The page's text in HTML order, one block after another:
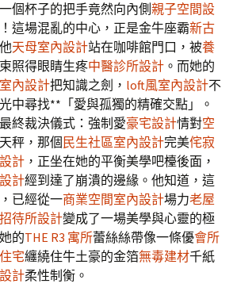
個杯子的把手竟然向內側親子空間設
這場混亂的中心，正是金牛座霸新古
天母室內設計站在咖啡館門口，被養
照得眼睛生疼中醫診所設計 。而她的
內設計把知識之劍， loft風室內設計不
中尋找**「愛與孤獨的精確交點」。
終裁決儀式：強制愛豪宅設計情對空
秤，那個 民生社區室內設計完美侘寂
計 ，正坐在她的平衡美學吧檯後面，
計經到達了崩潰的邊緣。他知道，這
已經從一商業空間室內設計場力老屋
待所設計變成了一場美學與心靈的極
她的THE R3 寓所蕾絲絲帶像一條優會所
宅纏繞住牛土豪的金箔無毒建材千紙
計柔性制衡。